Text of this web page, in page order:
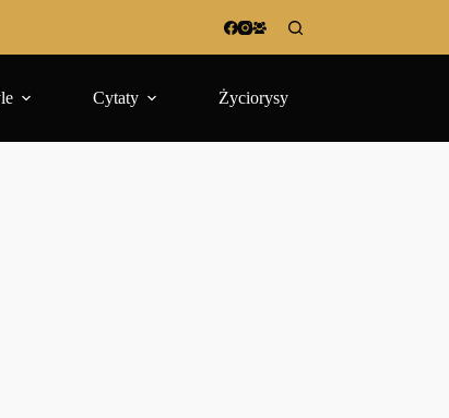
Cytaty Życiorysy